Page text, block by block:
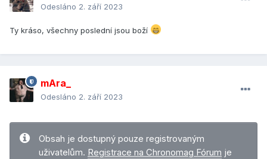
Odesláno 2. září 2023
Ty kráso, všechny poslední jsou boží
mAra_
Odesláno 2. září 2023
Obsah je dostupný pouze registrovaným
uživatelům. Registrace na Chronomag Fórum je